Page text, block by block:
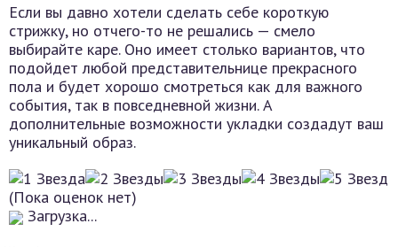
Если вы давно хотели сделать себе короткую
стрижку, но отчего-то не решались — смело
выбирайте каре. Оно имеет столько вариантов, что
подойдет любой представительнице прекрасного
пола и будет хорошо смотреться как для важного
события, так в повседневной жизни. А
дополнительные возможности укладки создадут ваш
уникальный образ.
(Пока оценок нет)
Загрузка...